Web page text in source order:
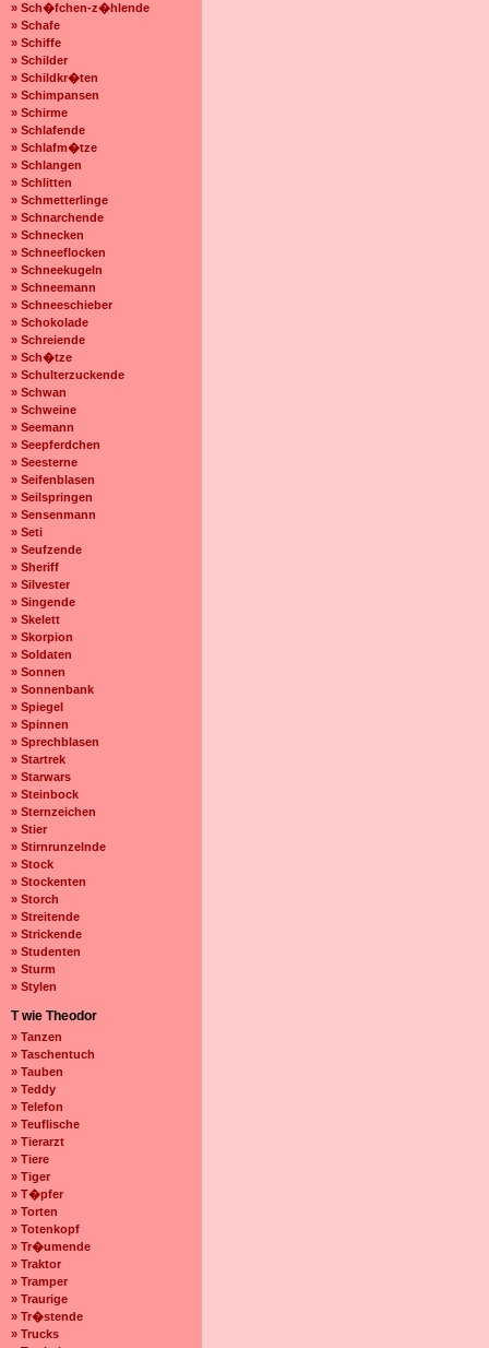
» Sch�fchen-z�hlende
» Schafe
» Schiffe
» Schilder
» Schildkr�ten
» Schimpansen
» Schirme
» Schlafende
» Schlafm�tze
» Schlangen
» Schlitten
» Schmetterlinge
» Schnarchende
» Schnecken
» Schneeflocken
» Schneekugeln
» Schneemann
» Schneeschieber
» Schokolade
» Schreiende
» Sch�tze
» Schulterzuckende
» Schwan
» Schweine
» Seemann
» Seepferdchen
» Seesterne
» Seifenblasen
» Seilspringen
» Sensenmann
» Seti
» Seufzende
» Sheriff
» Silvester
» Singende
» Skelett
» Skorpion
» Soldaten
» Sonnen
» Sonnenbank
» Spiegel
» Spinnen
» Sprechblasen
» Startrek
» Starwars
» Steinbock
» Sternzeichen
» Stier
» Stirnrunzelnde
» Stock
» Stockenten
» Storch
» Streitende
» Strickende
» Studenten
» Sturm
» Stylen
T wie Theodor
» Tanzen
» Taschentuch
» Tauben
» Teddy
» Telefon
» Teuflische
» Tierarzt
» Tiere
» Tiger
» T�pfer
» Torten
» Totenkopf
» Tr�umende
» Traktor
» Tramper
» Traurige
» Tr�stende
» Trucks